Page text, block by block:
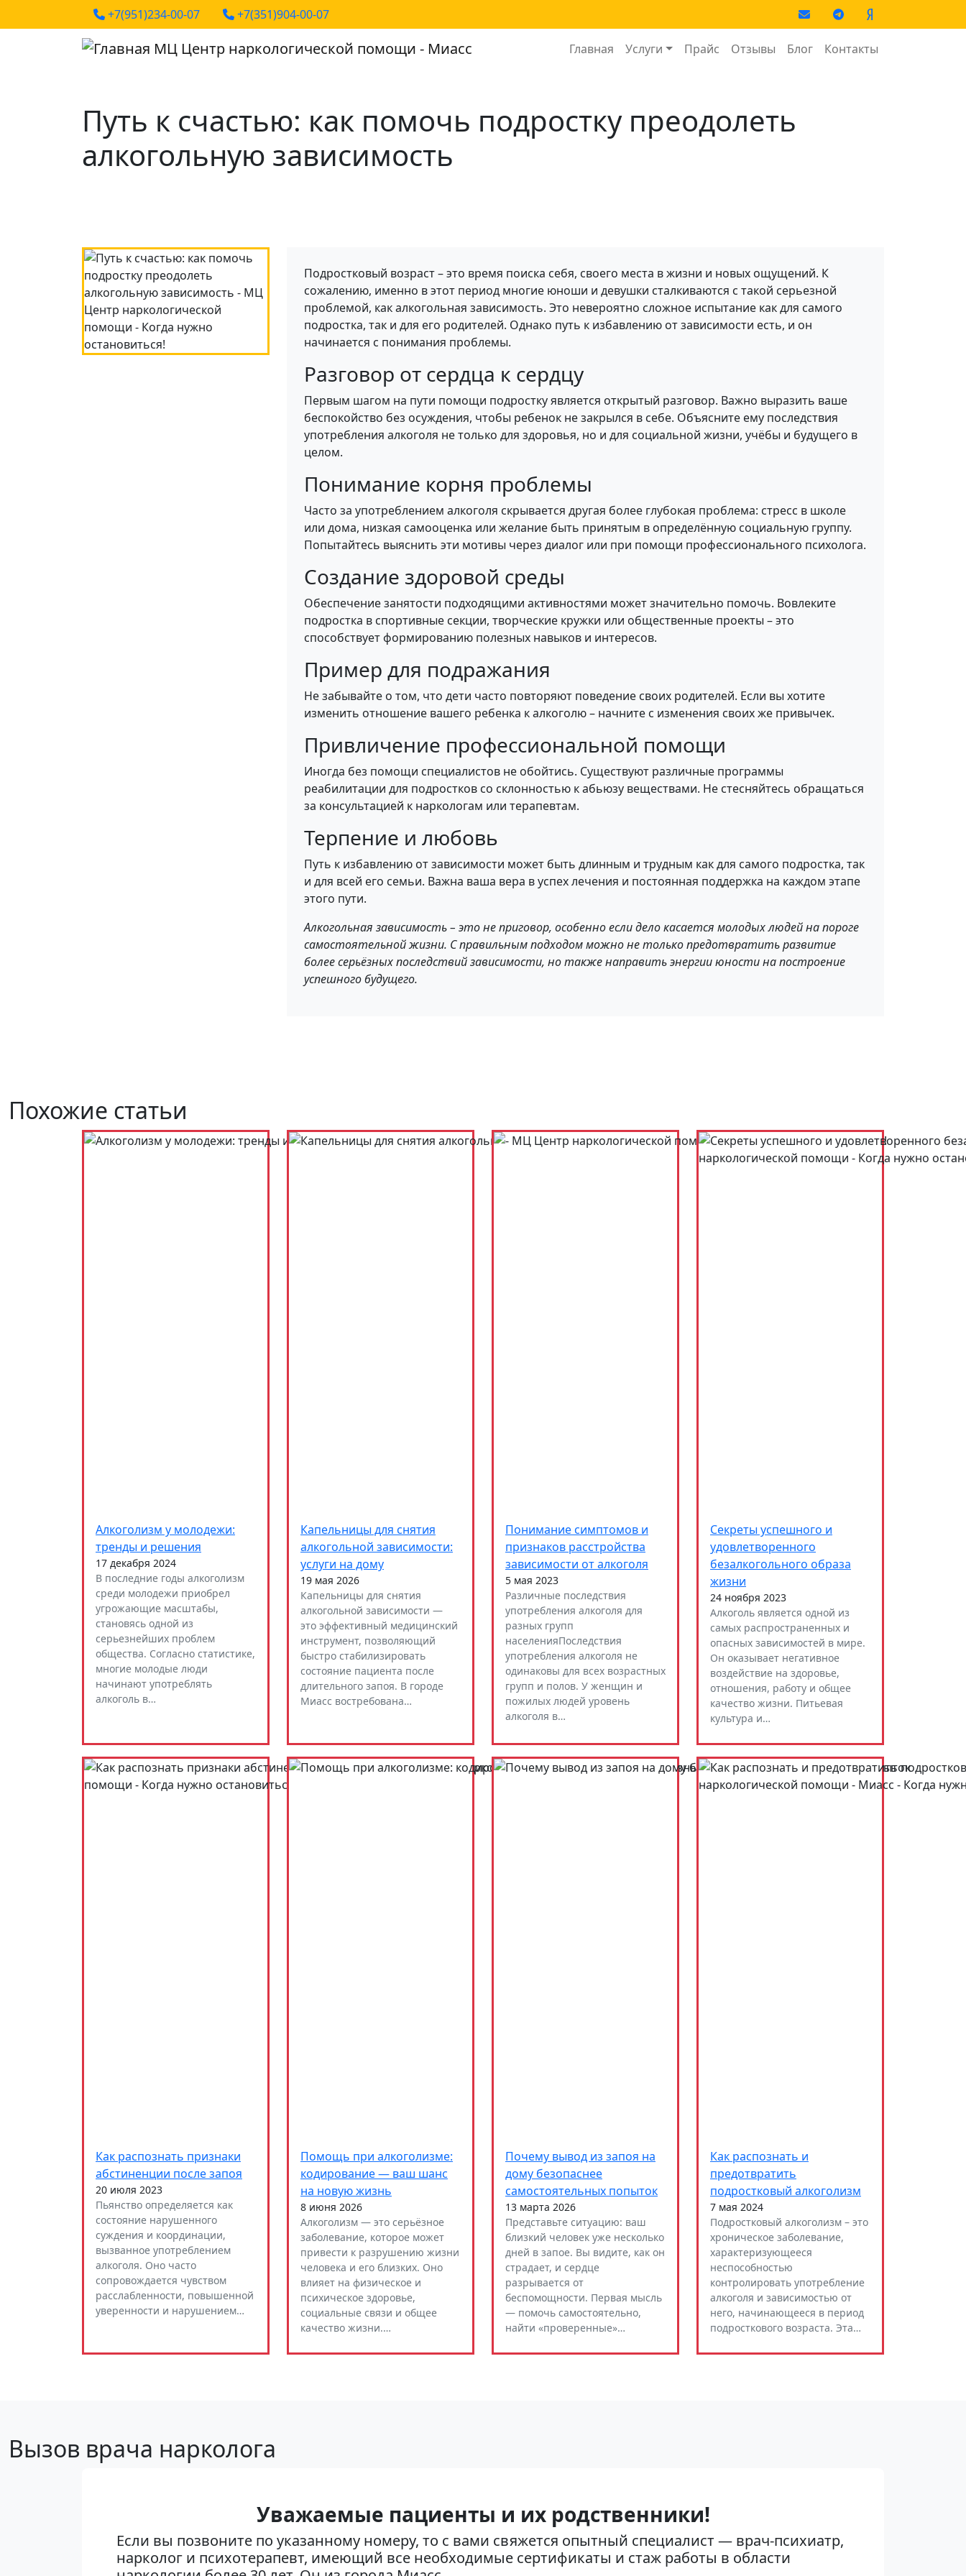
Перейти к основному содержанию
Phones
+7(951)234-00-07 +7(351)904-00-07 Social
МЦ Центр наркологической помощи - Миасс Main navigation
Главная Услуги Прайс Отзывы Блог Контакты
Путь к счастью: как помочь подростку преодолеть
алкогольную зависимость
Подростковый возраст – это время поиска себя, своего места в жизни и новых ощущений. К
сожалению, именно в этот период многие юноши и девушки сталкиваются с такой серьезной
проблемой, как алкогольная зависимость. Это невероятно сложное испытание как для самого
подростка, так и для его родителей. Однако путь к избавлению от зависимости есть, и он
начинается с понимания проблемы.
Разговор от сердца к сердцу
Первым шагом на пути помощи подростку является открытый разговор. Важно выразить ваше
беспокойство без осуждения, чтобы ребенок не закрылся в себе. Объясните ему последствия
употребления алкоголя не только для здоровья, но и для социальной жизни, учёбы и будущего в
целом.
Понимание корня проблемы
Часто за употреблением алкоголя скрывается другая более глубокая проблема: стресс в школе
или дома, низкая самооценка или желание быть принятым в определённую социальную группу.
Попытайтесь выяснить эти мотивы через диалог или при помощи профессионального психолога.
Создание здоровой среды
Обеспечение занятости подходящими активностями может значительно помочь. Вовлеките
подростка в спортивные секции, творческие кружки или общественные проекты – это
способствует формированию полезных навыков и интересов.
Пример для подражания
Не забывайте о том, что дети часто повторяют поведение своих родителей. Если вы хотите
изменить отношение вашего ребенка к алкоголю – начните с изменения своих же привычек.
Привличение профессиональной помощи
Иногда без помощи специалистов не обойтись. Существуют различные программы
реабилитации для подростков со склонностью к абьюзу веществами. Не стесняйтесь обращаться
за консультацией к наркологам или терапевтам.
Терпение и любовь
Путь к избавлению от зависимости может быть длинным и трудным как для самого подростка, так
и для всей его семьи. Важна ваша вера в успех лечения и постоянная поддержка на каждом этапе
этого пути.
Алкогольная зависимость – это не приговор, особенно если дело касается молодых людей на пороге
самостоятельной жизни. С правильным подходом можно не только предотвратить развитие
более серьёзных последствий зависимости, но также направить энергии юности на построение
успешного будущего.
Похожие статьи
Алкоголизм у молодежи:
тренды и решения
17 декабря 2024
В последние годы алкоголизм
среди молодежи приобрел
угрожающие масштабы,
становясь одной из
серьезнейших проблем
общества. Согласно статистике,
многие молодые люди
начинают употреблять
алкоголь в…
Капельницы для снятия
алкогольной зависимости:
услуги на дому
19 мая 2026
Капельницы для снятия
алкогольной зависимости —
это эффективный медицинский
инструмент, позволяющий
быстро стабилизировать
состояние пациента после
длительного запоя. В городе
Миасс востребована…
Понимание симптомов и
признаков расстройства
зависимости от алкоголя
5 мая 2023
Различные последствия
употребления алкоголя для
разных групп
населенияПоследствия
употребления алкоголя не
одинаковы для всех возрастных
групп и полов. У женщин и
пожилых людей уровень
алкоголя в…
Секреты успешного и
удовлетворенного
безалкогольного образа
жизни
24 ноября 2023
Алкоголь является одной из
самых распространенных и
опасных зависимостей в мире.
Он оказывает негативное
воздействие на здоровье,
отношения, работу и общее
качество жизни. Питьевая
культура и…
Как распознать признаки
абстиненции после запоя
20 июля 2023
Пьянство определяется как
состояние нарушенного
суждения и координации,
вызванное употреблением
алкоголя. Оно часто
сопровождается чувством
расслабленности, повышенной
уверенности и нарушением…
Помощь при алкоголизме:
кодирование — ваш шанс
на новую жизнь
8 июня 2026
Алкоголизм — это серьёзное
заболевание, которое может
привести к разрушению жизни
человека и его близких. Оно
влияет на физическое и
психическое здоровье,
социальные связи и общее
качество жизни.…
Почему вывод из запоя на
дому безопаснее
самостоятельных попыток
13 марта 2026
Представьте ситуацию: ваш
близкий человек уже несколько
дней в запое. Вы видите, как он
страдает, и сердце
разрывается от
беспомощности. Первая мысль
— помочь самостоятельно,
найти «проверенные»…
Как распознать и
предотвратить
подростковый алкоголизм
7 мая 2024
Подростковый алкоголизм – это
хроническое заболевание,
характеризующееся
неспособностью
контролировать употребление
алкоголя и зависимостью от
него, начинающееся в период
подросткового возраста. Эта…
Вызов врача нарколога
Уважаемые пациенты и их родственники!
Если вы позвоните по указанному номеру, то с вами свяжется опытный специалист — врач-психиатр,
нарколог и психотерапевт, имеющий все необходимые сертификаты и стаж работы в области